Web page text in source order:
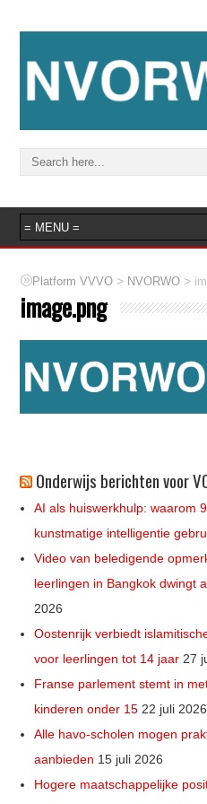
Platform VVVO > NVORWO >
image.png
Onderwijs berichten voor
AI als huiswerkhulp: waarom
kunstmatige intelligentie
Video van beledigende
leerlingen in Bangkok dwingt
2026
Oostenrijk verbiedt
voor leerlingen tot 14 jaar 27
Franse parlement stemt in
kinderen onder 15 22 juli 2026
Alle havo-scholen mogen
aanbieden 15 juli 2026
Hogere maatschappelijke